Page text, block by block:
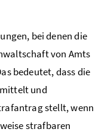
bei denen die
von Amts
bedeutet, dass die
und
stellt, wenn
strafbaren